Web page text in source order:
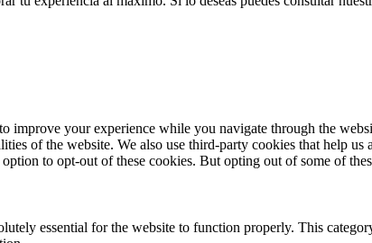
improve your experience while you navigate through the
of the website. We also use third-party cookies that help
option to opt-out of these cookies. But opting out of some of
essential for the website to function properly. This